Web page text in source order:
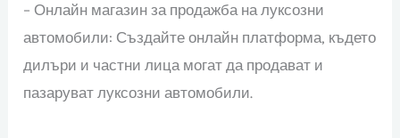
– Онлайн магазин за продажба на луксозни
автомобили: Създайте онлайн платформа, където
дилъри и частни лица могат да продават и
пазаруват луксозни автомобили.